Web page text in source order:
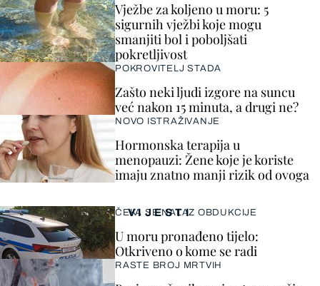
VIJESTI
ČEKA SE NALAZ OBDUKCIJE
U moru pronađeno tijelo:
Otkriveno o kome se radi
RASTE BROJ MRTVIH
Vježbe za koljeno u moru: 5
sigurnih vježbi koje mogu
smanjiti bol i poboljšati
pokretljivost
POKROVITELJ STADA
Zašto neki ljudi izgore na suncu
već nakon 15 minuta, a drugi ne?
NOVO ISTRAŽIVANJE
Hormonska terapija u
menopauzi: Žene koje je koriste
imaju znatno manji rizik od ovoga